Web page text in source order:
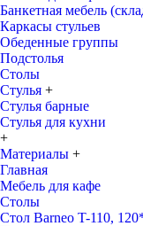
Банкетная мебель
Каркасы стульев
Обеденные группы
Подстолья
Столы
Стулья +
Стулья барные
Стулья для кухни
+
Материалы +
Главная
Мебель для кафе
Столы
Стол Barneo T-110,